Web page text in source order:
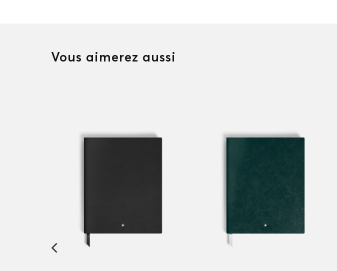
Vous aimerez aussi